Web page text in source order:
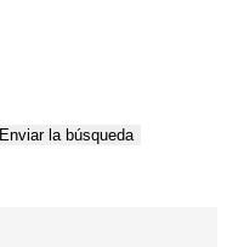
Enviar la búsqueda